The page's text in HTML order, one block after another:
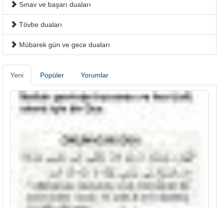
Sınav ve başarı duaları
Tövbe duaları
Mübarek gün ve gece duaları
Yeni Popüler Yorumlar